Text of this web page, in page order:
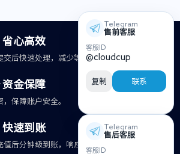
省心高效
交后快速处理，减少等待时间。
资金保障
保障账户安全。
快速到账
值后分钟级到账，响应更及时。
Telegram
售前客服
客服ID
@cloudcup
复制 联系
Telegram
售后客服
客服ID